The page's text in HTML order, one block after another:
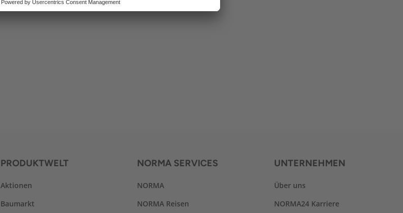
PRODUKTWELT
Aktionen
Baumarkt
NORMA SERVICES
NORMA
NORMA Reisen
UNTERNEHMEN
Über uns
NORMA24 Karriere